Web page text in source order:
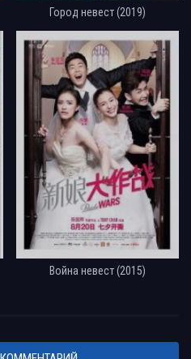
Город невест (2019)
Война невест (2015)